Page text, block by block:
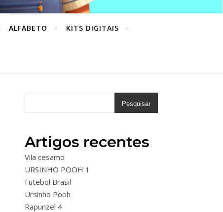
ALFABETO KITS DIGITAIS
Pesquisar
Artigos recentes
Vila cesamo
URSINHO POOH 1
Futebol Brasil
Ursinho Pooh
Rapunzel 4